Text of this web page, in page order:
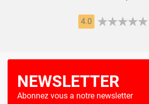
4.0
NEWSLETTER
Abonnez vous a notre newsletter